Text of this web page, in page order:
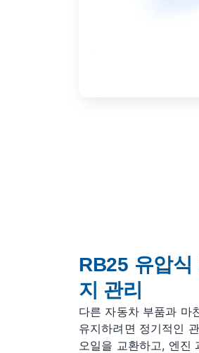
RB25 유압식
지 관리
다른 자동차 부품과 마
유지하려면 정기적인
오일을 교환하고, 엔진